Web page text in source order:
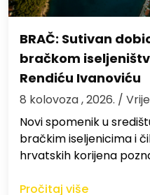
BRAČ: Sutivan
bračkom
Rendiću Ivanoviću
8 kolovoza , 2026. /
Novi spomenik u
bračkim iseljenicima i
hrvatskih korijena
Pročitaj više